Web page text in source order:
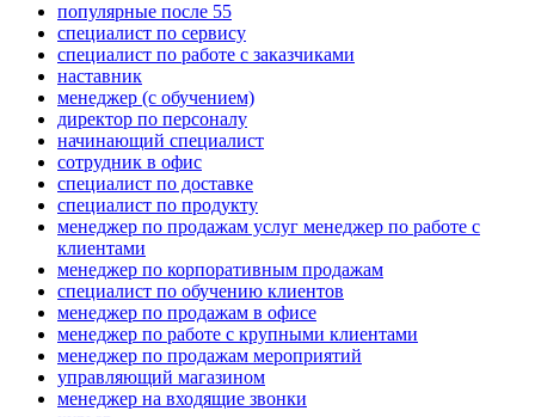
популярные после 55
специалист по сервису
специалист по работе с заказчиками
наставник
менеджер (с обучением)
директор по персоналу
начинающий специалист
сотрудник в офис
специалист по доставке
специалист по продукту
менеджер по продажам услуг менеджер по работе с
клиентами
менеджер по корпоративным продажам
специалист по обучению клиентов
менеджер по продажам в офисе
менеджер по работе с крупными клиентами
менеджер по продажам мероприятий
управляющий магазином
менеджер на входящие звонки